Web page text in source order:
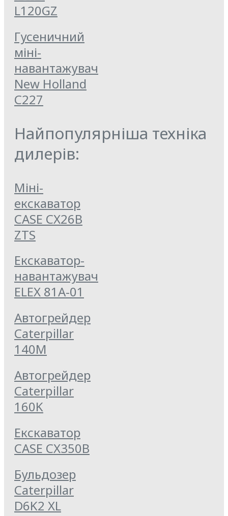
L120GZ
Гусеничний
міні-
навантажувач
New Holland
C227
Найпопулярніша техніка
дилерів:
Міні-
екскаватор
CASE CX26B
ZTS
Екскаватор-
навантажувач
ELEX 81А-01
Автогрейдер
Caterpillar
140M
Автогрейдер
Caterpillar
160K
Екскаватор
CASE CX350B
Бульдозер
Caterpillar
D6K2 XL